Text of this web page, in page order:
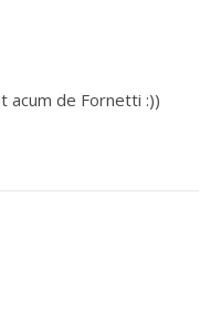
acum de Fornetti :))